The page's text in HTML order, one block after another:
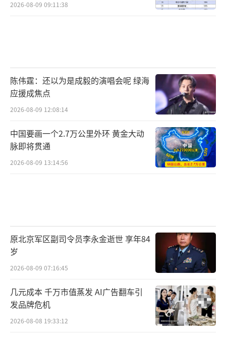
2026-08-09 09:11:38
陈伟霆：还以为是成毅的演唱会呢 绿海
应援成焦点
2026-08-09 12:08:14
中国要画一个2.7万公里外环 黄金大动
脉即将贯通
2026-08-09 13:14:56
原北京军区副司令员李永金逝世 享年84
岁
2026-08-09 07:16:45
几元成本 千万市值蒸发 AI广告翻车引
发品牌危机
2026-08-08 19:33:12